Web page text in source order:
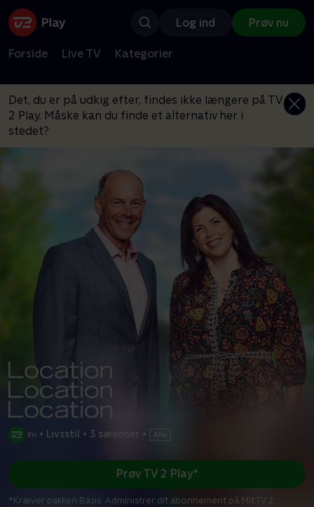
Log ind Prøv nu
Forside Live TV Kategorier
Det, du er på udkig efter, findes ikke længere på TV
2 Play. Måske kan du finde et alternativ her i
stedet?
• Livsstil • 3 sæsoner •
Prøv TV 2 Play*
*Kræver pakken Basis. Administrer dit abonnement på Mit TV 2.